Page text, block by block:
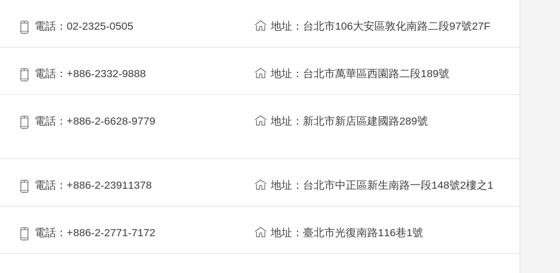
電話：02-2325-0505 地址：台北市106大安區敦化南路二段97號27F
電話：+886-2332-9888 地址：台北市萬華區西園路二段189號
電話：+886-2-6628-9779 地址：新北市新店區建國路289號
電話：+886-2-23911378 地址：台北市中正區新生南路一段148號2樓之1
電話：+886-2-2771-7172 地址：臺北市光復南路116巷1號